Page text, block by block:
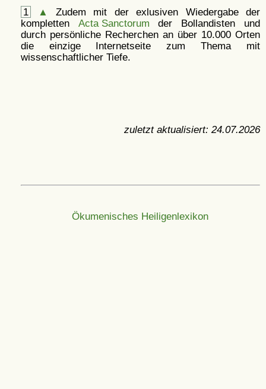
1 ▲
Zudem mit der exlusiven Wiedergabe der
kompletten Acta Sanctorum der Bollandisten und
durch persönliche Recherchen an über 10.000 Orten
die einzige Internetseite zum Thema mit
wissenschaftlicher Tiefe.
zuletzt aktualisiert: 24.07.2026
Ökumenisches Heiligenlexikon